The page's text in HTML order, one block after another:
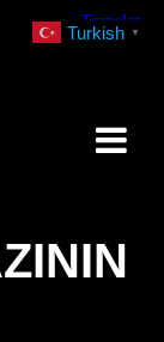
Turkish ▼